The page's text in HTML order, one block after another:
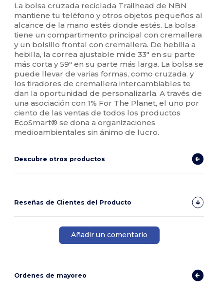
La bolsa cruzada reciclada Trailhead de NBN
mantiene tu teléfono y otros objetos pequeños al
alcance de la mano estés donde estés. La bolsa
tiene un compartimento principal con cremallera
y un bolsillo frontal con cremallera. De hebilla a
hebilla, la correa ajustable mide 33" en su parte
más corta y 59" en su parte más larga. La bolsa se
puede llevar de varias formas, como cruzada, y
los tiradores de cremallera intercambiables te
dan la oportunidad de personalizarla. A través de
una asociación con 1% For The Planet, el uno por
ciento de las ventas de todos los productos
EcoSmart® se dona a organizaciones
medioambientales sin ánimo de lucro.
Descubre otros productos
Reseñas de Clientes del Producto
Añadir un comentario
Ordenes de mayoreo